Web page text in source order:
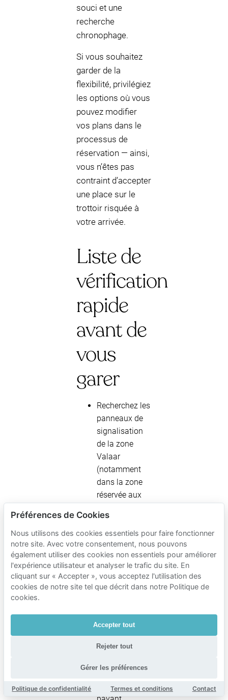
souci et une
recherche
chronophage.
Si vous souhaitez
garder de la
flexibilité, privilégiez
les options où vous
pouvez modifier
vos plans dans le
processus de
réservation — ainsi,
vous n’êtes pas
contraint d’accepter
une place sur le
trottoir risquée à
votre arrivée.
Liste de
vérification
rapide
avant de
vous
garer
Recherchez les
panneaux de
signalisation
de la zone
Valaar
(notamment
dans la zone
réservée aux
le nord).
Ne supposez
pas qu’une rue
« qui paraît
gratuite » vous
permet de
exact.
Vérifiez si la
rue se trouve
stationnement
Préférences de Cookies
Nous utilisons des cookies essentiels pour faire fonctionner
notre site. Avec votre consentement, nous pouvons
également utiliser des cookies non essentiels pour améliorer
l'expérience utilisateur et analyser le trafic du site. En
cliquant sur « Accepter », vous acceptez l'utilisation des
cookies de notre site tel que décrit dans notre Politique de
cookies.
Accepter tout
Rejeter tout
Gérer les préférences
Politique de confidentialité Termes et conditions Contact